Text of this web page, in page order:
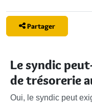
Partager
Le syndic
de trésorerie
Oui, le syndic peut